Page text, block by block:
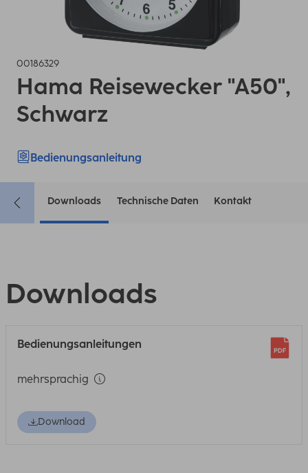
00186329
Hama Reisewecker "A50",
Schwarz
Bedienungsanleitung
Downloads Technische Daten Kontakt
Downloads
Bedienungsanleitungen
mehrsprachig
Download